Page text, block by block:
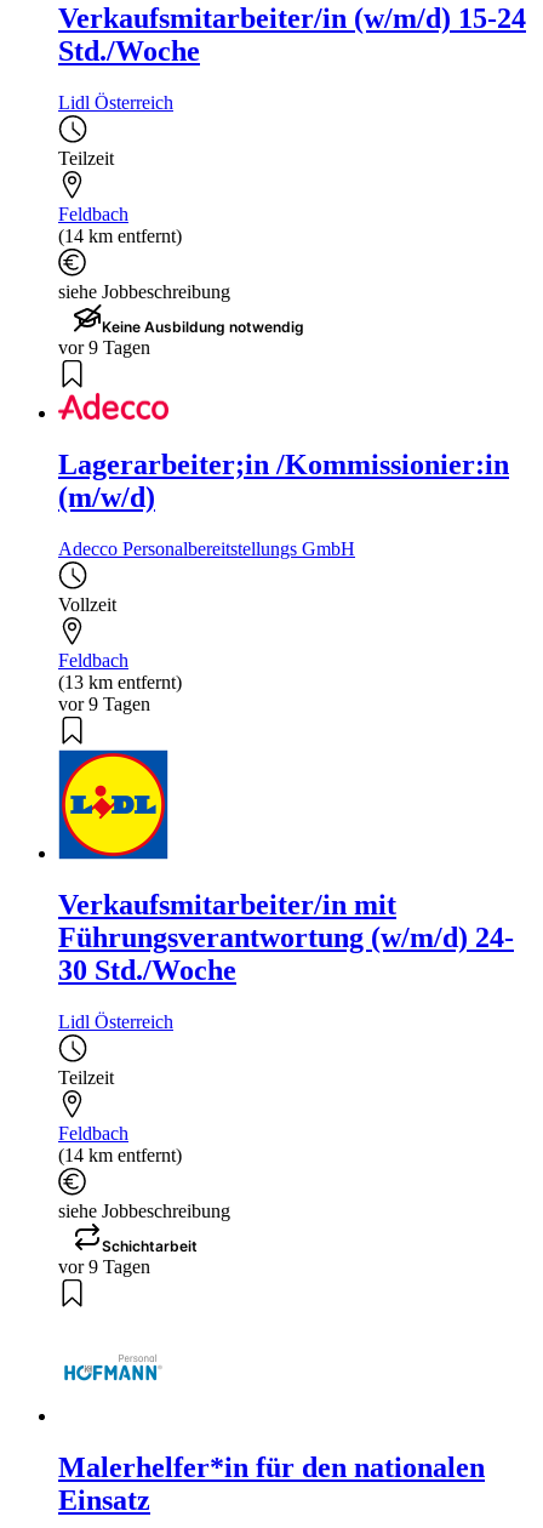
Verkaufsmitarbeiter/in (w/m/d) 15-24
Std./Woche
Lidl Österreich
Teilzeit
Feldbach
(14 km entfernt)
siehe Jobbeschreibung
Keine Ausbildung notwendig
vor 9 Tagen
Lagerarbeiter;in /Kommissionier:in
(m/w/d)
Adecco Personalbereitstellungs GmbH
Vollzeit
Feldbach
(13 km entfernt)
vor 9 Tagen
Verkaufsmitarbeiter/in mit
Führungsverantwortung (w/m/d) 24-
30 Std./Woche
Lidl Österreich
Teilzeit
Feldbach
(14 km entfernt)
siehe Jobbeschreibung
Schichtarbeit
vor 9 Tagen
Malerhelfer*in für den nationalen
Einsatz